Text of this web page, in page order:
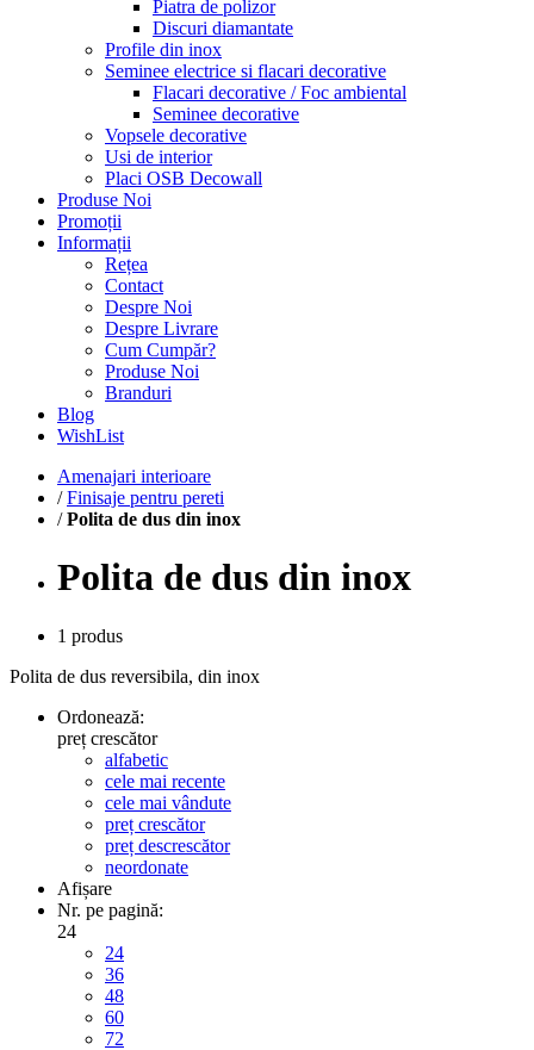
Piatra de polizor
Discuri diamantate
Profile din inox
Seminee electrice si flacari decorative
Flacari decorative / Foc ambiental
Seminee decorative
Vopsele decorative
Usi de interior
Placi OSB Decowall
Produse Noi
Promoții
Informații
Rețea
Contact
Despre Noi
Despre Livrare
Cum Cumpăr?
Produse Noi
Branduri
Blog
WishList
Amenajari interioare
/Finisaje pentru pereti
/Polita de dus din inox
Polita de dus din inox
1 produs
Polita de dus reversibila, din inox
Ordonează:
preț crescător
alfabetic
cele mai recente
cele mai vândute
preț crescător
preț descrescător
neordonate
Afișare
Nr. pe pagină:
24
24
36
48
60
72